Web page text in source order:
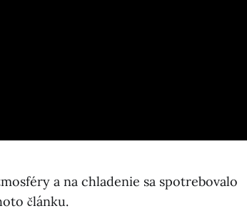
a na chladenie sa spotrebovalo
článku.